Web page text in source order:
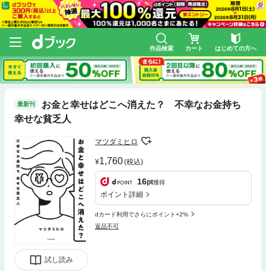
作品検索 カート はじめての方へ
最新刊
お金と幸せはどこへ消えた？ 不幸なお金持ち
幸せな貧乏人
試し読み
マツダミヒロ
1,760(税込)
16pt獲得
ポイント詳細
dカード利用でさらにポイント+2%
返品不可